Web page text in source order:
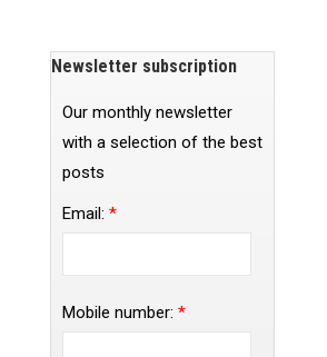
Newsletter subscription
Our monthly newsletter
with a selection of the best
posts
Email: *
Mobile number: *